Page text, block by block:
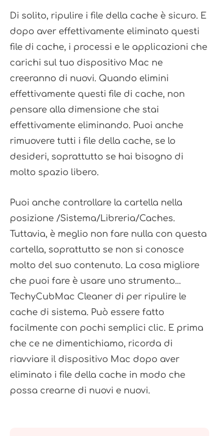
Di solito, ripulire i file della cache è sicuro. E
dopo aver effettivamente eliminato questi
file di cache, i processi e le applicazioni che
carichi sul tuo dispositivo Mac ne
creeranno di nuovi. Quando elimini
effettivamente questi file di cache, non
pensare alla dimensione che stai
effettivamente eliminando. Puoi anche
rimuovere tutti i file della cache, se lo
desideri, soprattutto se hai bisogno di
molto spazio libero.
Puoi anche controllare la cartella nella
posizione /Sistema/Libreria/Caches.
Tuttavia, è meglio non fare nulla con questa
cartella, soprattutto se non si conosce
molto del suo contenuto. La cosa migliore
che puoi fare è usare uno strumento...
TechyCubMac Cleaner di per ripulire le
cache di sistema. Può essere fatto
facilmente con pochi semplici clic. E prima
che ce ne dimentichiamo, ricorda di
riavviare il dispositivo Mac dopo aver
eliminato i file della cache in modo che
possa crearne di nuovi e nuovi.